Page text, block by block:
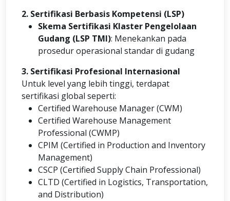
2. Sertifikasi Berbasis Kompetensi (LSP)
Skema Sertifikasi Klaster Pengelolaan
Gudang (LSP TMI): Menekankan pada
prosedur operasional standar di gudang
3. Sertifikasi Profesional Internasional
Untuk level yang lebih tinggi, terdapat
sertifikasi global seperti:
Certified Warehouse Manager (CWM)
Certified Warehouse Management
Professional (CWMP)
CPIM (Certified in Production and Inventory
Management)
CSCP (Certified Supply Chain Professional)
CLTD (Certified in Logistics, Transportation,
and Distribution)